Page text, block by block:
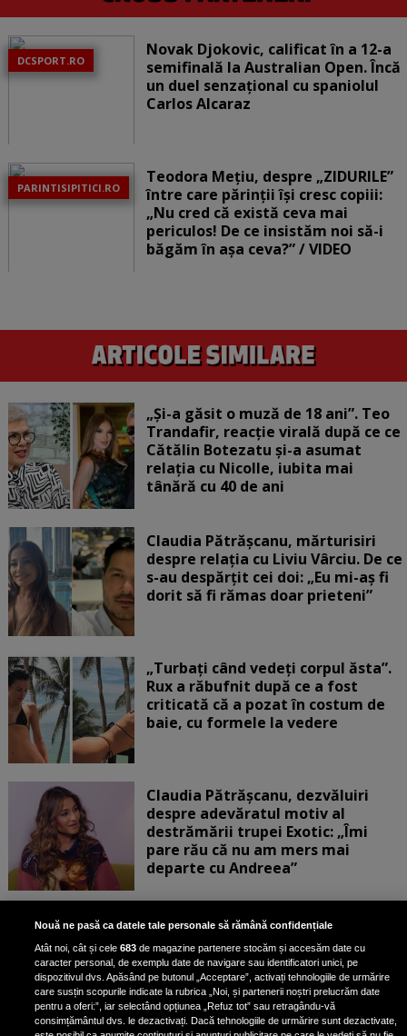
DCSPORT.RO
Novak Djokovic, calificat în a 12-a
semifinală la Australian Open. Încă
un duel senzațional cu spaniolul
Carlos Alcaraz
PARINTISIPITICI.RO
Teodora Mețiu, despre „ZIDURILE”
între care părinții își cresc copiii:
„Nu cred că există ceva mai
periculos! De ce insistăm noi să-i
băgăm în așa ceva?” / VIDEO
„Și-a găsit o muză de 18 ani”. Teo
Trandafir, reacție virală după ce ce
Cătălin Botezatu și-a asumat
relația cu Nicolle, iubita mai
tânără cu 40 de ani
Claudia Pătrășcanu, mărturisiri
despre relația cu Liviu Vârciu. De ce
s-au despărțit cei doi: „Eu mi-aș fi
dorit să fi rămas doar prieteni”
„Turbați când vedeți corpul ăsta”.
Rux a răbufnit după ce a fost
criticată că a pozat în costum de
baie, cu formele la vedere
Claudia Pătrășcanu, dezvăluiri
despre adevăratul motiv al
destrămării trupei Exotic: „Îmi
pare rău că nu am mers mai
departe cu Andreea”
Scene incredibile! Ilinca Vandici a
pus mâna pe aparatul de
fotografiat al unui paparazzo și i l-
a aruncat la gunoi: „S-a dus la
poliție. Nu mai aveam aer”
Nouă ne pasă ca datele tale personale să rămână confidențiale
Atât noi, cât și cele683 de magazine partenere stocăm și accesăm date cu
caracter personal, de exemplu date de navigare sau identificatori unici, pe
dispozitivul dvs. Apăsând pe butonul „Acceptare”, activați tehnologiile de urmărire
care susțin scopurile indicate la rubrica „Noi, și partenerii noștri prelucrăm date
pentru a oferi:”, iar selectând opțiunea „Refuz tot” sau retragându-vă
consimțământul dvs. le dezactivați. Dacă tehnologiile de urmărire sunt dezactivate,